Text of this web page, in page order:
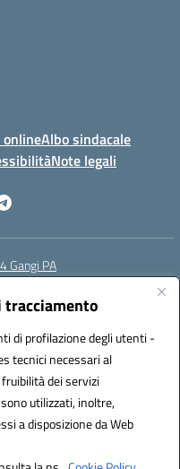
di profilazione degli utenti -
tecnici necessari al
dei servizi
utilizzati, inoltre,
a disposizione da Web
Albo sindacale
Note legali
Gangi PA
(IPA): istsc_pais01700b
Solution S.r.l.